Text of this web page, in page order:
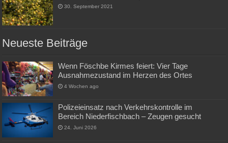
30. September 2021
Neueste Beiträge
Wenn Föschbe Kirmes feiert: Vier Tage
Ausnahmezustand im Herzen des Ortes
4 Wochen ago
Polizeieinsatz nach Verkehrskontrolle im
Bereich Niederfischbach – Zeugen gesucht
24. Juni 2026